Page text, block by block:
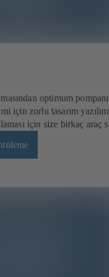
optimum
için zorlu tasarım
için size birkaç araç